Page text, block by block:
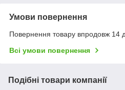
Умови повернення
Повернення товару впродовж 14
Всі умови повернення
Подібні товари компанії